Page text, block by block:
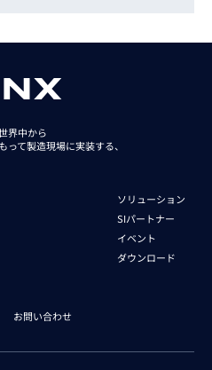
界中から
って製造現場に実装する、
ソリューション
SIパートナー
イベント
ダウンロード
お問い合わせ